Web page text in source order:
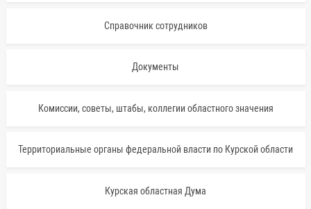
Справочник сотрудников
Документы
Комиссии, советы, штабы, коллегии областного значения
Территориальные органы федеральной власти по Курской области
Курская областная Дума